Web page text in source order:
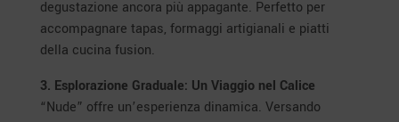
degustazione ancora più appagante. Perfetto per
accompagnare tapas, formaggi artigianali e piatti
della cucina fusion.
3. Esplorazione Graduale: Un Viaggio nel Calice
“Nude” offre un’esperienza dinamica. Versando